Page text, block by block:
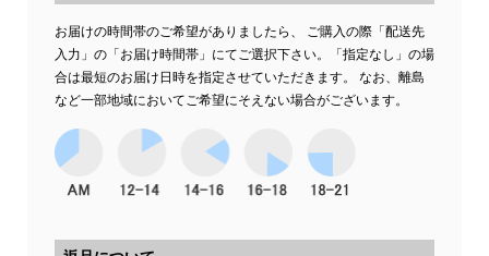
お届けの時間帯のご希望がありましたら、 ご購入の際「配送先
入力」の「お届け時間帯」にてご選択下さい。「指定なし」の場
合は最短のお届け日時を指定させていただきます。 なお、離島
など一部地域においてご希望にそえない場合がございます。